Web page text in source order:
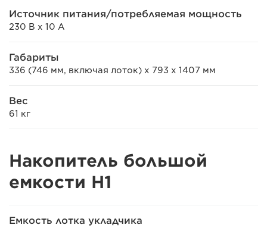
Источник питания/потребляемая мощность
230 В x 10 А
Габариты
336 (746 мм, включая лоток) x 793 x 1407 мм
Вес
61 кг
Накопитель большой
емкости H1
Емкость лотка укладчика